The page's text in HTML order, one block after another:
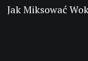
Jak Miksować